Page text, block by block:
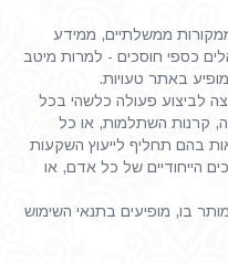
ממשלתיים, ממידע
כספי חוסכים - למרות מיטב
באתר טעויות.
לביצוע פעולה כלשהי בכל
קרנות השתלמות, או כל
בהם תחליף לייעוץ השקעות
הייחודיים של כל אדם, או
בו, מופיעים בתנאי השימוש